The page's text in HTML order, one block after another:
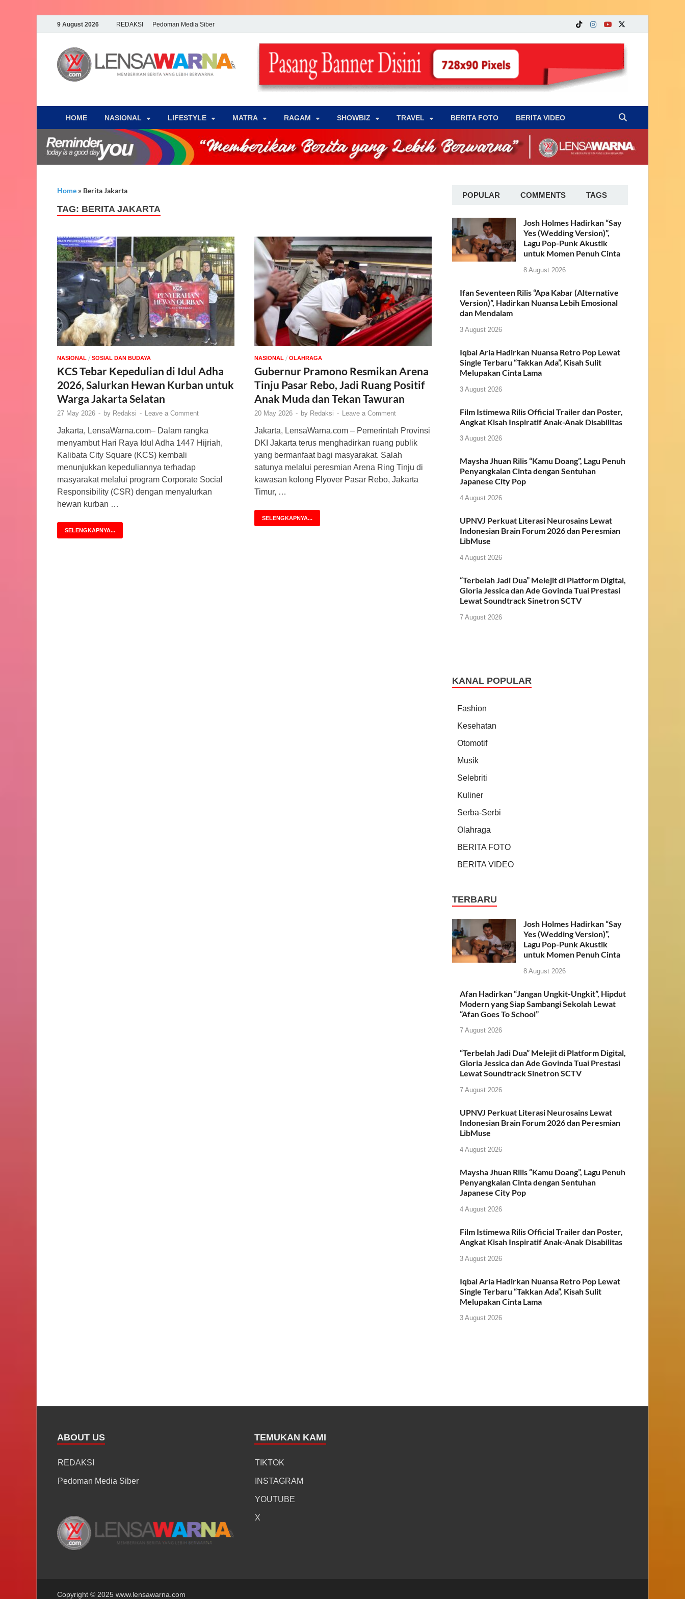
9 August 2026 REDAKSI Pedoman Media Siber
LENSA WARNA .com
Memberikan Berita yang Lebih Berwarna
HOME NASIONAL ‎LIFESTYLE MATRA ‎RAGAM ‎SHOWBIZ ‎TRAVEL BERITA FOTO BERITA VIDEO
Home » Berita Jakarta
TAG: BERITA JAKARTA
NASIONAL / SOSIAL DAN BUDAYA
KCS Tebar Kepedulian di Idul Adha
2026, Salurkan Hewan Kurban untuk
Warga Jakarta Selatan
27 May 2026 - by Redaksi - Leave a Comment
Jakarta, LensaWarna.com– Dalam rangka
menyambut Hari Raya Idul Adha 1447 Hijriah,
Kalibata City Square (KCS) kembali
menunjukkan kepeduliannya terhadap
masyarakat melalui program Corporate Social
Responsibility (CSR) dengan menyalurkan
hewan kurban …
SELENGKAPNYA...
NASIONAL / OLAHRAGA
Gubernur Pramono Resmikan Arena
Tinju Pasar Rebo, Jadi Ruang Positif
Anak Muda dan Tekan Tawuran
20 May 2026 - by Redaksi - Leave a Comment
Jakarta, LensaWarna.com – Pemerintah Provinsi
DKI Jakarta terus menghadirkan ruang publik
yang bermanfaat bagi masyarakat. Salah
satunya melalui peresmian Arena Ring Tinju di
kawasan kolong Flyover Pasar Rebo, Jakarta
Timur, …
SELENGKAPNYA...
POPULAR COMMENTS TAGS
Josh Holmes Hadirkan “Say
Yes (Wedding Version)”,
Lagu Pop-Punk Akustik
untuk Momen Penuh Cinta
8 August 2026
Ifan Seventeen Rilis “Apa Kabar (Alternative
Version)”, Hadirkan Nuansa Lebih Emosional
dan Mendalam
3 August 2026
Iqbal Aria Hadirkan Nuansa Retro Pop Lewat
Single Terbaru “Takkan Ada”, Kisah Sulit
Melupakan Cinta Lama
3 August 2026
Film Istimewa Rilis Official Trailer dan Poster,
Angkat Kisah Inspiratif Anak-Anak Disabilitas
3 August 2026
Maysha Jhuan Rilis “Kamu Doang”, Lagu Penuh
Penyangkalan Cinta dengan Sentuhan
Japanese City Pop
4 August 2026
UPNVJ Perkuat Literasi Neurosains Lewat
Indonesian Brain Forum 2026 dan Peresmian
LibMuse
4 August 2026
“Terbelah Jadi Dua” Melejit di Platform Digital,
Gloria Jessica dan Ade Govinda Tuai Prestasi
Lewat Soundtrack Sinetron SCTV
7 August 2026
KANAL POPULAR
Fashion
Kesehatan
Otomotif
Musik
Selebriti
Kuliner
Serba-Serbi
Olahraga
BERITA FOTO
BERITA VIDEO
TERBARU
Josh Holmes Hadirkan “Say
Yes (Wedding Version)”,
Lagu Pop-Punk Akustik
untuk Momen Penuh Cinta
8 August 2026
Afan Hadirkan “Jangan Ungkit-Ungkit”, Hipdut
Modern yang Siap Sambangi Sekolah Lewat
“Afan Goes To School”
7 August 2026
“Terbelah Jadi Dua” Melejit di Platform Digital,
Gloria Jessica dan Ade Govinda Tuai Prestasi
Lewat Soundtrack Sinetron SCTV
7 August 2026
UPNVJ Perkuat Literasi Neurosains Lewat
Indonesian Brain Forum 2026 dan Peresmian
LibMuse
4 August 2026
Maysha Jhuan Rilis “Kamu Doang”, Lagu Penuh
Penyangkalan Cinta dengan Sentuhan
Japanese City Pop
4 August 2026
Film Istimewa Rilis Official Trailer dan Poster,
Angkat Kisah Inspiratif Anak-Anak Disabilitas
3 August 2026
Iqbal Aria Hadirkan Nuansa Retro Pop Lewat
Single Terbaru “Takkan Ada”, Kisah Sulit
Melupakan Cinta Lama
3 August 2026
ABOUT US
REDAKSI
Pedoman Media Siber
TEMUKAN KAMI
TIKTOK
INSTAGRAM
YOUTUBE
X
Copyright © 2025 www.lensawarna.com